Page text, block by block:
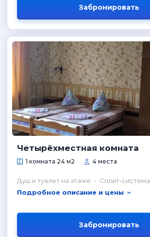
Забронировать
Четырёхместная комната
1 комната 24 м2 4 места
Душ и туалет на этаже Сплит-система
Подробное описание и цены
Забронировать